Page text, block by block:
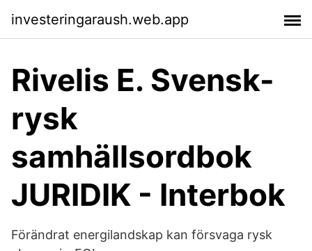
investeringaraush.web.app
Rivelis E. Svensk-
rysk
samhällsordbok
JURIDIK - Interbok
Förändrat energilandskap kan försvaga rysk